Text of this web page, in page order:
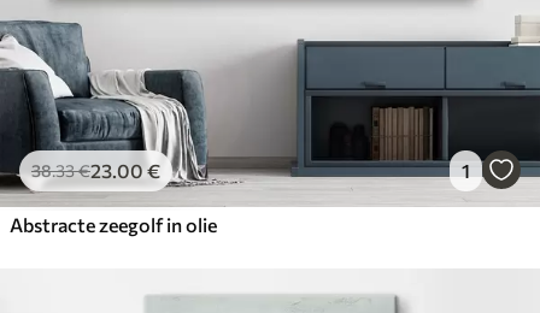
38.33€23.00€ 1
Abstracte zeegolf in olie